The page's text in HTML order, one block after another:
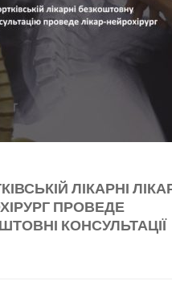
ЛІКАРНІ
ПРОВЕДЕ
КОНСУЛЬТАЦІЇ